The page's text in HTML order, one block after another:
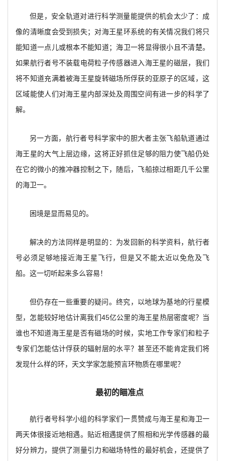
但是，安全轨道对进行科学测量能提供的机会太少了：成
像的清晰度会受到损失；对海王星环系统的有关情况我们将只
能知道一点儿或根本不能知道；海卫一将显得很小且不清楚。
如果航行者号不装载电荷粒子传感器进入海王星的磁层，我们
将不知道充满着被海王星旋转磁场所俘获的亚原子的区域，这
区域能使人们对海王星内部深处及周围空间有进一步的科学了
解。
另一方面，航行者号科学家中的胆大者主张飞船轨道通过
海王星的大气上层边缘，这将正好抓住足够的阻力使飞船仍处
在它的微小的推冲器控制之下，随后，飞船掠过相距几千公里
的海卫一。
困境是显而易见的。
解决的方法同样是明显的：为发回新的科学资料，航行者
号必须足够地接近海王星飞行，但是又不能太近以免危及飞
船。这一切听起来多么容易！
但仍存在一些重要的疑问。终究，以地球为基地的行星模
型，怎能较好地估计离我们45亿公里的海王星热层密度呢？当
谁也不知道海王星是否有磁场的时候，实地工作专家们和粒子
专家们怎能估计俘获的辐射层的水平？甚至还不能肯定我们将
发现什么样的环，天文学家怎能预言环物质在哪里呢？
最初的瞄准点
航行者号科学小组的科学家们一贯赞成与海王星和海卫一
两天体很接近地相遇。贴近相遇提供了照相和光学传感器的最
好分辨力，提供了测量引力和磁场特性的最好机会，还提供了